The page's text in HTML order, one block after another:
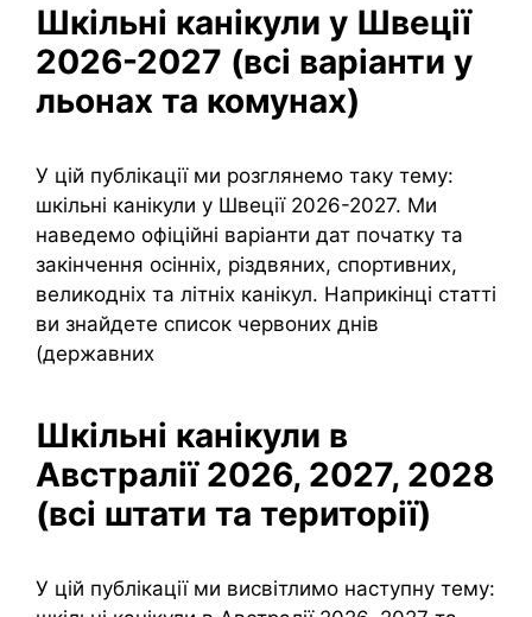
Шкільні канікули у Швеції
2026-2027 (всі варіанти у
льонах та комунах)
У цій публікації ми розглянемо таку тему:
шкільні канікули у Швеції 2026-2027. Ми
наведемо офіційні варіанти дат початку та
закінчення осінніх, різдвяних, спортивних,
великодніх та літніх канікул. Наприкінці статті
ви знайдете список червоних днів
(державних
Шкільні канікули в
Австралії 2026, 2027, 2028
(всі штати та території)
У цій публікації ми висвітлимо наступну тему: